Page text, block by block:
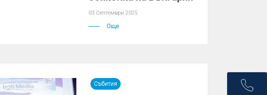
03 Септември 2025
Още
Събития